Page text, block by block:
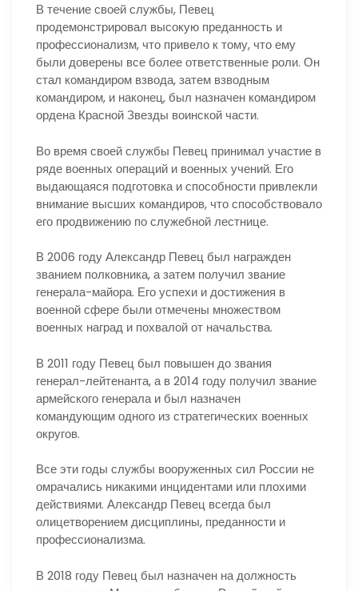
В течение своей службы, Певец
продемонстрировал высокую преданность и
профессионализм, что привело к тому, что ему
были доверены все более ответственные роли. Он
стал командиром взвода, затем взводным
командиром, и наконец, был назначен командиром
ордена Красной Звезды воинской части.
Во время своей службы Певец принимал участие в
ряде военных операций и военных учений. Его
выдающаяся подготовка и способности привлекли
внимание высших командиров, что способствовало
его продвижению по служебной лестнице.
В 2006 году Александр Певец был награжден
званием полковника, а затем получил звание
генерала-майора. Его успехи и достижения в
военной сфере были отмечены множеством
военных наград и похвалой от начальства.
В 2011 году Певец был повышен до звания
генерал-лейтенанта, а в 2014 году получил звание
армейского генерала и был назначен
командующим одного из стратегических военных
округов.
Все эти годы службы вооруженных сил России не
омрачались никакими инцидентами или плохими
действиями. Александр Певец всегда был
олицетворением дисциплины, преданности и
профессионализма.
В 2018 году Певец был назначен на должность